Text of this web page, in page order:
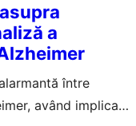
a
între
având implicații